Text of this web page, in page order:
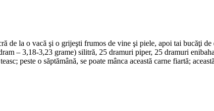
de la o vacă şi o grijeşti frumos de vine şi piele, apoi tai bucăţi
– 3,18-3,23 grame) silitră, 25 dramuri piper, 25 dramuri
peste o săptămână, se poate mânca această carne fiartă;